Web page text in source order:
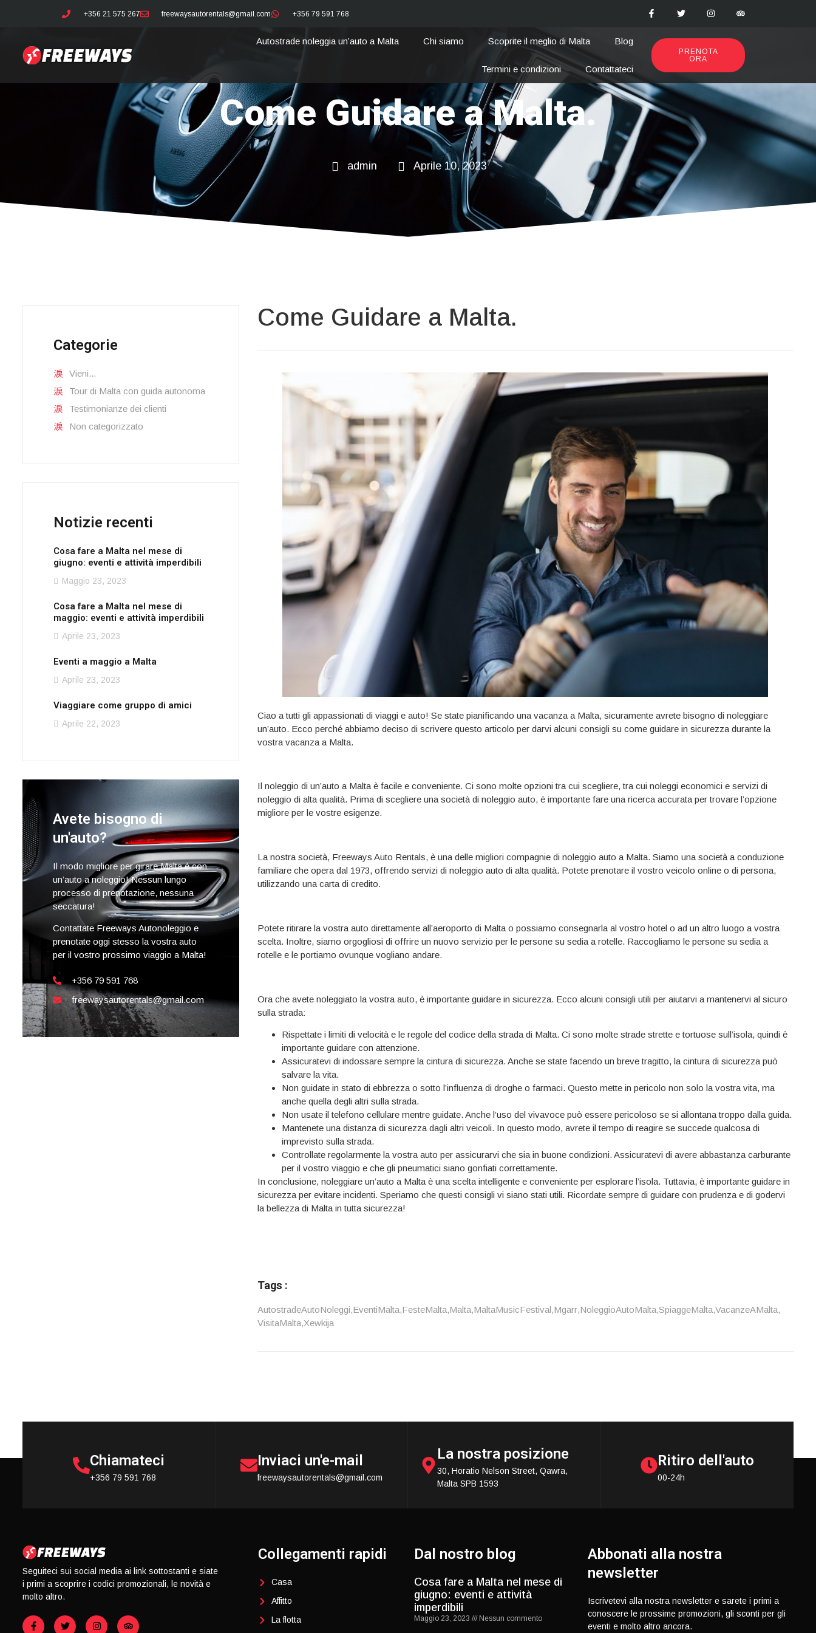
+356 21 575 267 freewaysautorentals@gmail.com +356 79 591 768
Autostrade noleggia un’auto a Malta Chi siamo Scoprite il meglio di Malta Blog
Termini e condizioni Contattateci
PRENOTA
ORA
Come Guidare a Malta.
admin Aprile 10, 2023
Categorie
Vieni...
Tour di Malta con guida autonoma
Testimonianze dei clienti
Non categorizzato
Notizie recenti
Cosa fare a Malta nel mese di
giugno: eventi e attività imperdibili
Maggio 23, 2023
Cosa fare a Malta nel mese di
maggio: eventi e attività imperdibili
Aprile 23, 2023
Eventi a maggio a Malta
Aprile 23, 2023
Viaggiare come gruppo di amici
Aprile 22, 2023
Avete bisogno di
un'auto?
Il modo migliore per girare Malta è con
un’auto a noleggio! Nessun lungo
processo di prenotazione, nessuna
seccatura!
Contattate Freeways Autonoleggio e
prenotate oggi stesso la vostra auto
per il vostro prossimo viaggio a Malta!
+356 79 591 768
freewaysautorentals@gmail.com
Come Guidare a Malta.
Ciao a tutti gli appassionati di viaggi e auto! Se state pianificando una vacanza a Malta, sicuramente avrete bisogno di noleggiare
un’auto. Ecco perché abbiamo deciso di scrivere questo articolo per darvi alcuni consigli su come guidare in sicurezza durante la
vostra vacanza a Malta.
Il noleggio di un’auto a Malta è facile e conveniente. Ci sono molte opzioni tra cui scegliere, tra cui noleggi economici e servizi di
noleggio di alta qualità. Prima di scegliere una società di noleggio auto, è importante fare una ricerca accurata per trovare l’opzione
migliore per le vostre esigenze.
La nostra società, Freeways Auto Rentals, è una delle migliori compagnie di noleggio auto a Malta. Siamo una società a conduzione
familiare che opera dal 1973, offrendo servizi di noleggio auto di alta qualità. Potete prenotare il vostro veicolo online o di persona,
utilizzando una carta di credito.
Potete ritirare la vostra auto direttamente all’aeroporto di Malta o possiamo consegnarla al vostro hotel o ad un altro luogo a vostra
scelta. Inoltre, siamo orgogliosi di offrire un nuovo servizio per le persone su sedia a rotelle. Raccogliamo le persone su sedia a
rotelle e le portiamo ovunque vogliano andare.
Ora che avete noleggiato la vostra auto, è importante guidare in sicurezza. Ecco alcuni consigli utili per aiutarvi a mantenervi al sicuro
sulla strada:
Rispettate i limiti di velocità e le regole del codice della strada di Malta. Ci sono molte strade strette e tortuose sull’isola, quindi è
importante guidare con attenzione.
Assicuratevi di indossare sempre la cintura di sicurezza. Anche se state facendo un breve tragitto, la cintura di sicurezza può
salvare la vita.
Non guidate in stato di ebbrezza o sotto l’influenza di droghe o farmaci. Questo mette in pericolo non solo la vostra vita, ma
anche quella degli altri sulla strada.
Non usate il telefono cellulare mentre guidate. Anche l’uso del vivavoce può essere pericoloso se si allontana troppo dalla guida.
Mantenete una distanza di sicurezza dagli altri veicoli. In questo modo, avrete il tempo di reagire se succede qualcosa di
imprevisto sulla strada.
Controllate regolarmente la vostra auto per assicurarvi che sia in buone condizioni. Assicuratevi di avere abbastanza carburante
per il vostro viaggio e che gli pneumatici siano gonfiati correttamente.
In conclusione, noleggiare un’auto a Malta è una scelta intelligente e conveniente per esplorare l’isola. Tuttavia, è importante guidare in
sicurezza per evitare incidenti. Speriamo che questi consigli vi siano stati utili. Ricordate sempre di guidare con prudenza e di godervi
la bellezza di Malta in tutta sicurezza!
Tags :
AutostradeAutoNoleggi,EventiMalta,FesteMalta,Malta,MaltaMusicFestival,Mgarr,NoleggioAutoMalta,SpiaggeMalta,VacanzeAMalta,
VisitaMalta,Xewkija
Chiamateci
+356 79 591 768
Inviaci un'e-mail
freewaysautorentals@gmail.com
La nostra posizione
30, Horatio Nelson Street, Qawra,
Malta SPB 1593
Ritiro dell'auto
00-24h
Seguiteci sui social media ai link sottostanti e siate
i primi a scoprire i codici promozionali, le novità e
molto altro.
Collegamenti rapidi
Casa
Affitto
La flotta
Dal nostro blog
Cosa fare a Malta nel mese di
giugno: eventi e attività
imperdibili
Maggio 23, 2023 Nessun commento
Abbonati alla nostra
newsletter
Iscrivetevi alla nostra newsletter e sarete i primi a
conoscere le prossime promozioni, gli sconti per gli
eventi e molto altro ancora.